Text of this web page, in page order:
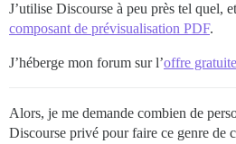
J’utilise Discourse à peu près tel quel,
composant de prévisualisation PDF.
J’héberge mon forum sur l’offre
Alors, je me demande combien de
Discourse privé pour faire ce genre de